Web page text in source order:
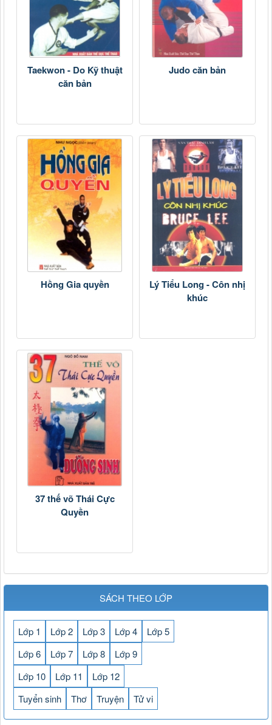
Taekwon - Do Kỹ thuật
căn bản
Judo căn bản
Hồng Gia quyền
Lý Tiểu Long - Côn nhị
khúc
37 thế võ Thái Cực
Quyền
SÁCH THEO LỚP
Lớp 1 Lớp 2 Lớp 3 Lớp 4
Lớp 5
Lớp 6
Lớp 7 Lớp 8
Lớp 9
Lớp 10
Lớp 11
Lớp 12
Tuyển sinh
Thơ Truyện Tử vi